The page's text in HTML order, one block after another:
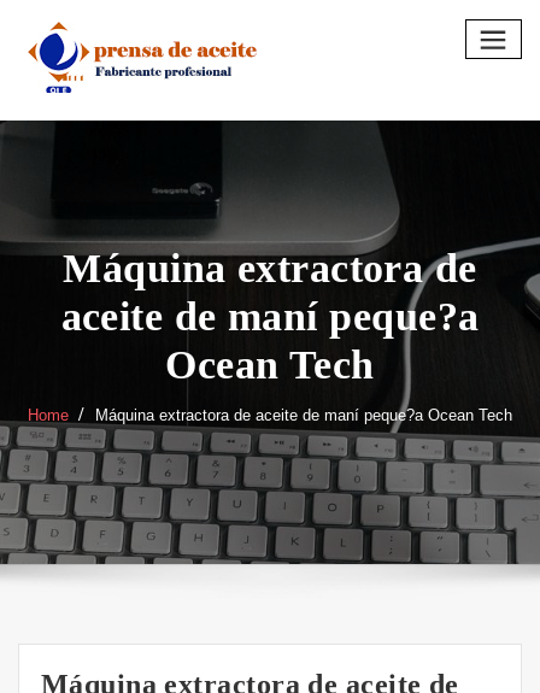
content
Máquina extractora de
aceite de maní peque?a
Ocean Tech
Home Máquina extractora de aceite de maní peque?a Ocean Tech
Máquina extractora de aceite de